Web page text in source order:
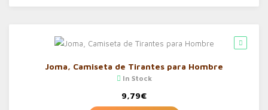
Joma, Camiseta de Tirantes para Hombre
In Stock
9,79€